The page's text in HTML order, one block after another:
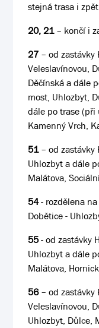
stejná trasa i zpět
20, 21– končí i
27 – od zastávky
Veleslavínovou,
Děčínská a dále
most, Uhlozbyt,
dále po trase (při
Kamenný Vrch,
51– od zastávky
Uhlozbyt a dále
Malátova,
54- rozdělena na
Dobětice -
55- od zastávky
Uhlozbyt a dále
Malátova,
56– od zastávky
Veleslavínovou,
Uhlozbyt, Důlce,